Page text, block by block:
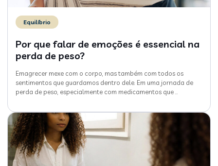
Equilíbrio
Por que falar de emoções é essencial na
perda de peso?
Emagrecer mexe com o corpo, mas também com todos os
sentimentos que guardamos dentro dele. Em uma jornada de
perda de peso, especialmente com medicamentos que